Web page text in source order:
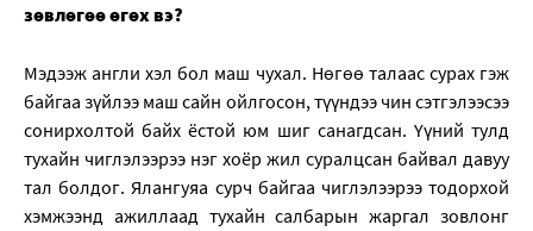
зөвлөгөө өгөх вэ?
Мэдээж англи хэл бол маш чухал. Нөгөө талаас сурах гэж
байгаа зүйлээ маш сайн ойлгосон, түүндээ чин сэтгэлээсээ
сонирхолтой байх ёстой юм шиг санагдсан. Үүний тулд
тухайн чиглэлээрээ нэг хоёр жил суралцсан байвал давуу
тал болдог. Ялангуяа сурч байгаа чиглэлээрээ тодорхой
хэмжээнд ажиллаад тухайн салбарын жаргал зовлонг